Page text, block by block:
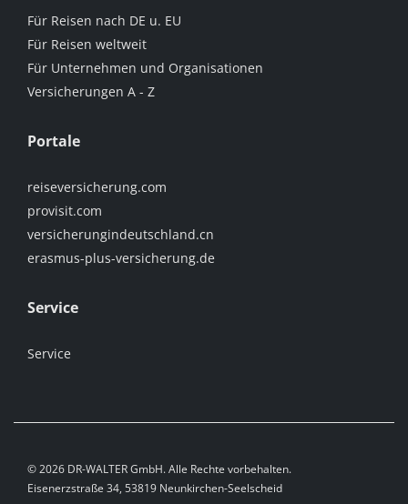
Für Reisen nach DE u. EU
Für Reisen weltweit
Für Unternehmen und Organisationen
Versicherungen A - Z
Portale
reiseversicherung.com
provisit.com
versicherungindeutschland.cn
erasmus-plus-versicherung.de
Service
Service
© 2026 DR-WALTER GmbH. Alle Rechte vorbehalten.
Eisenerzstraße 34, 53819 Neunkirchen-Seelscheid